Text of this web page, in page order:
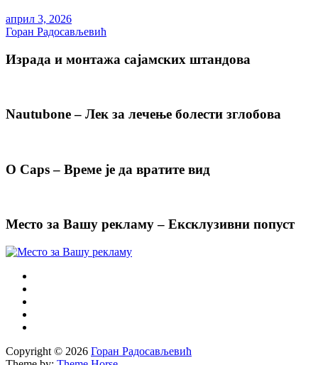
април 3, 2026
Горан Радосављевић
Израда и монтажа сајамских штандова
Nautubone – Лек за лечење болести зглобова
O Caps – Време је да вратите вид
Место за Вашу рекламу – Ексклузивни попуст
Copyright © 2026 Горан Радосављевић